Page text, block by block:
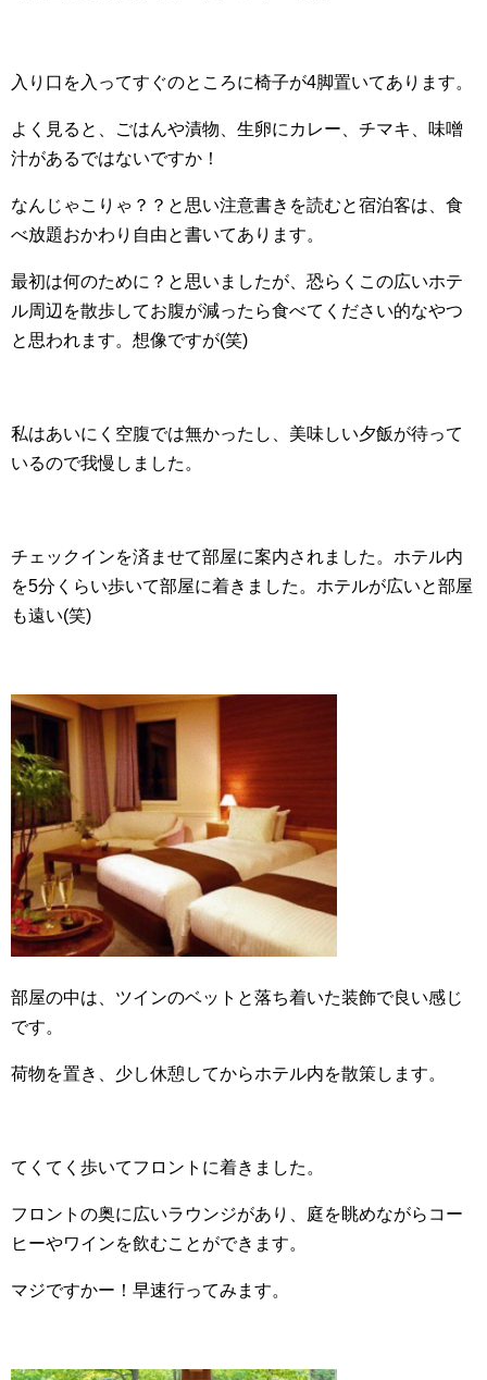
入り口を入ってすぐのところに椅子が4脚置いてあります。
よく見ると、ごはんや漬物、生卵にカレー、チマキ、味噌
汁があるではないですか！
なんじゃこりゃ？？と思い注意書きを読むと宿泊客は、食
べ放題おかわり自由と書いてあります。
最初は何のために？と思いましたが、恐らくこの広いホテ
ル周辺を散歩してお腹が減ったら食べてください的なやつ
と思われます。想像ですが(笑)
私はあいにく空腹では無かったし、美味しい夕飯が待って
いるので我慢しました。
チェックインを済ませて部屋に案内されました。ホテル内
を5分くらい歩いて部屋に着きました。ホテルが広いと部屋
も遠い(笑)
部屋の中は、ツインのベットと落ち着いた装飾で良い感じ
です。
荷物を置き、少し休憩してからホテル内を散策します。
てくてく歩いてフロントに着きました。
フロントの奥に広いラウンジがあり、庭を眺めながらコー
ヒーやワインを飲むことができます。
マジですかー！早速行ってみます。